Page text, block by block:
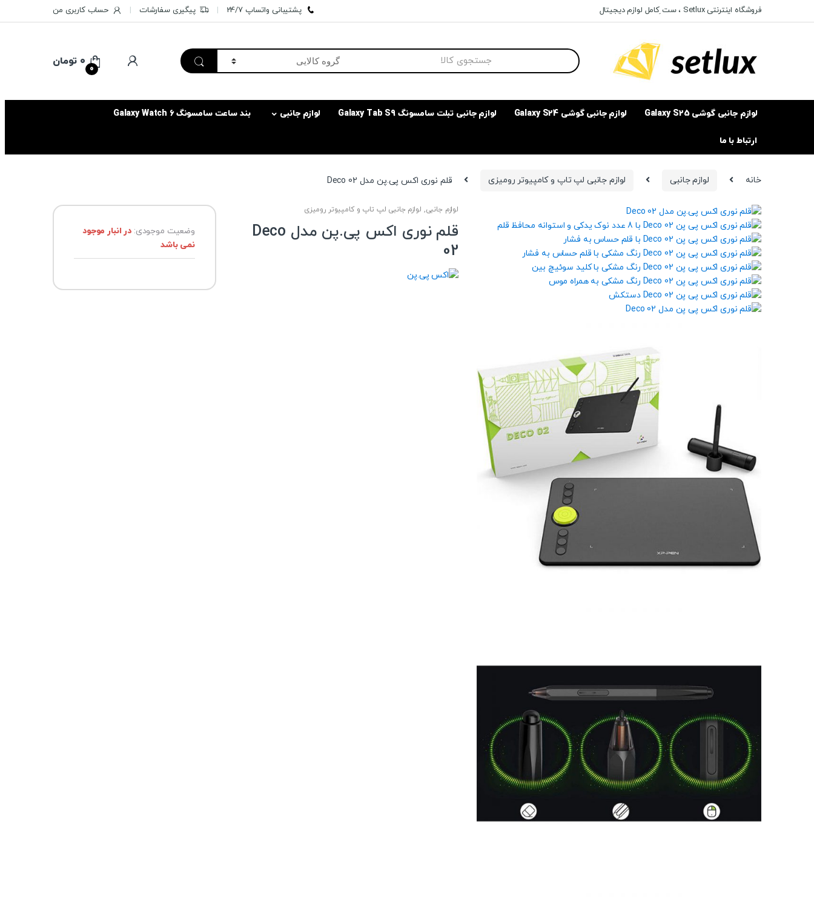
to
to
فروشگاه اینترنتی Setlux ، ست ِکامل لوازم دیجیتال پشتیبانی واتساپ 24/7 پیگیری سفارشات حساب کاربری من
Search
for:
0
۰ تومان
لوازم جانبی گوشی Galaxy S25 لوازم جانبی گوشی Galaxy S24 لوازم جانبی تبلت سامسونگ Galaxy Tab S9 لوازم جانبی بند ساعت سامسونگ Galaxy Watch 6
ارتباط با ما
خانه لوازم جانبی لوازم جانبی لپ تاپ و کامپیوتر رومیزی قلم نوری اکس پی.پن مدل Deco 02
لوازم جانبی, لوازم جانبی لپ تاپ و کامپیوتر رومیزی
قلم نوری اکس پی.پن مدل Deco
02
وضعیت موجودی:در انبار موجود
نمی باشد